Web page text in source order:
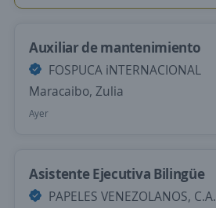
Auxiliar de mantenimiento
FOSPUCA iNTERNACIONAL
Maracaibo, Zulia
Ayer
Asistente Ejecutiva Bilingüe
PAPELES VENEZOLANOS, C.A.